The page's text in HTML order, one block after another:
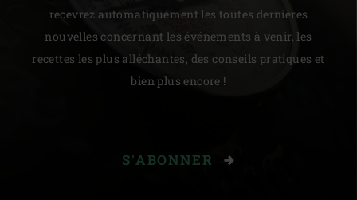
recevrez automatiquement les toutes dernières
nouvelles concernant les événements à venir, les
recettes les plus alléchantes, des conseils pratiques et
bien plus encore !
S'ABONNER